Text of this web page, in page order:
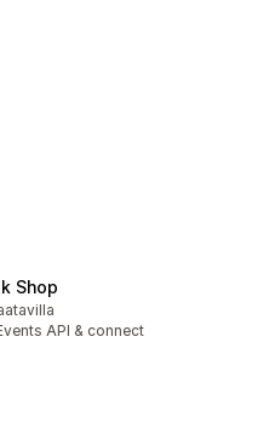
Shop
API & connect